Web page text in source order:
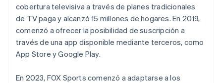
cobertura televisiva a través de planes tradicionales
de TV paga y alcanzó 15 millones de hogares. En 2019,
comenzó a ofrecer la posibilidad de suscripción a
través de una app disponible mediante terceros, como
App Store y Google Play.
En 2023, FOX Sports comenzó a adaptarse a los